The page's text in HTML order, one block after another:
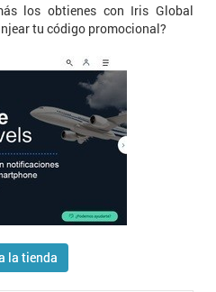
los obtienes con Iris Global
tu código promocional?
la tienda